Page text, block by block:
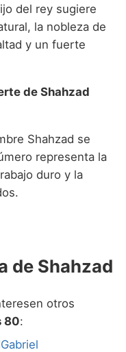
del rey sugiere
la nobleza de
y un fuerte
de Shahzad
Shahzad se
representa la
duro y la
de Shahzad
otros
80:
Gabriel